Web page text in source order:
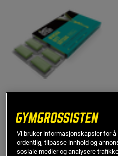
peppermynte 12 stykker
2 anmeldelser
Sweet Victory Gum
Vi bruker informasjonskapsler for
ordentlig, tilpasse innhold og
sosiale medier og analysere